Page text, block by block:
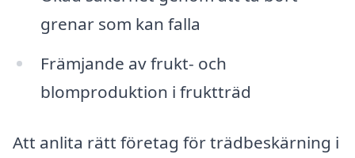
grenar som kan falla
Främjande av frukt- och
blomproduktion i fruktträd
Att anlita rätt företag för trädbeskärning i